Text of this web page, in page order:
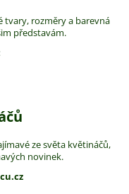
tvary, rozměry a barevná
představám.
ze světa květináčů,
novinek.